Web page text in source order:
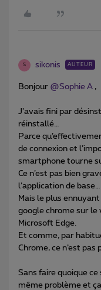
S sikonis AUTEUR
Bonjour @Sophie A ,
J’avais fini par
réinstallé…
Parce
de connexion et
smartphone tourne
Ce n’est pas bien
l’application de base…
Mais le plus
google chrome sur le
Microsoft Edge.
Et comme, par
Chrome, ce n’est pas
Sans faire quoique ce
même problème et